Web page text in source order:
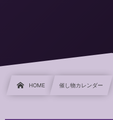
HOME 催し物カレンダー